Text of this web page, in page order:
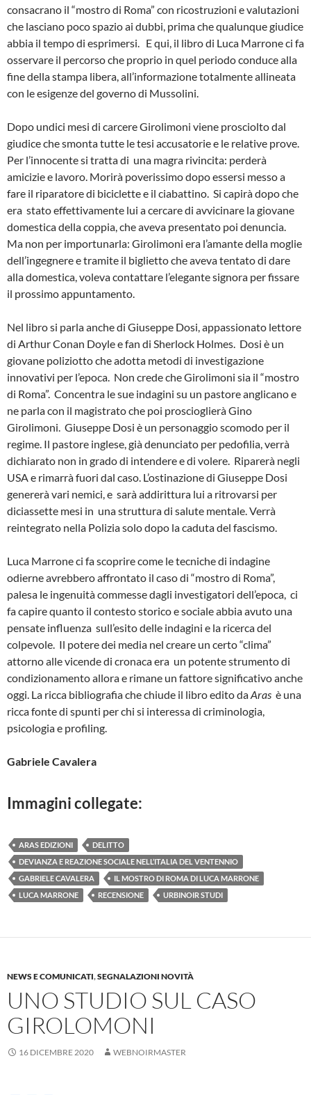
consacrano il “mostro di Roma” con ricostruzioni e valutazioni
che lasciano poco spazio ai dubbi, prima che qualunque giudice
abbia il tempo di esprimersi. E qui, il libro di Luca Marrone ci fa
osservare il percorso che proprio in quel periodo conduce alla
fine della stampa libera, all’informazione totalmente allineata
con le esigenze del governo di Mussolini.
Dopo undici mesi di carcere Girolimoni viene prosciolto dal
giudice che smonta tutte le tesi accusatorie e le relative prove.
Per l’innocente si tratta di una magra rivincita: perderà
amicizie e lavoro. Morirà poverissimo dopo essersi messo a
fare il riparatore di biciclette e il ciabattino. Si capirà dopo che
era stato effettivamente lui a cercare di avvicinare la giovane
domestica della coppia, che aveva presentato poi denuncia.
Ma non per importunarla: Girolimoni era l’amante della moglie
dell’ingegnere e tramite il biglietto che aveva tentato di dare
alla domestica, voleva contattare l’elegante signora per fissare
il prossimo appuntamento.
Nel libro si parla anche di Giuseppe Dosi, appassionato lettore
di Arthur Conan Doyle e fan di Sherlock Holmes. Dosi è un
giovane poliziotto che adotta metodi di investigazione
innovativi per l’epoca. Non crede che Girolimoni sia il “mostro
di Roma”. Concentra le sue indagini su un pastore anglicano e
ne parla con il magistrato che poi proscioglierà Gino
Girolimoni. Giuseppe Dosi è un personaggio scomodo per il
regime. Il pastore inglese, già denunciato per pedofilia, verrà
dichiarato non in grado di intendere e di volere. Riparerà negli
USA e rimarrà fuori dal caso. L’ostinazione di Giuseppe Dosi
genererà vari nemici, e sarà addirittura lui a ritrovarsi per
diciassette mesi in una struttura di salute mentale. Verrà
reintegrato nella Polizia solo dopo la caduta del fascismo.
Luca Marrone ci fa scoprire come le tecniche di indagine
odierne avrebbero affrontato il caso di “mostro di Roma”,
palesa le ingenuità commesse dagli investigatori dell’epoca, ci
fa capire quanto il contesto storico e sociale abbia avuto una
pensate influenza sull’esito delle indagini e la ricerca del
colpevole. Il potere dei media nel creare un certo “clima”
attorno alle vicende di cronaca era un potente strumento di
condizionamento allora e rimane un fattore significativo anche
oggi. La ricca bibliografia che chiude il libro edito daAras è una
ricca fonte di spunti per chi si interessa di criminologia,
psicologia e profiling.
Gabriele Cavalera
Immagini collegate:
ARAS EDIZIONI
DELITTO
DEVIANZA E REAZIONE SOCIALE NELL’ITALIA DEL VENTENNIO
GABRIELE CAVALERA
IL MOSTRO DI ROMA DI LUCA MARRONE
LUCA MARRONE
RECENSIONE URBINOIR STUDI
NEWS E COMUNICATI,SEGNALAZIONI NOVITÀ
UNO STUDIO SUL CASO
GIROLOMONI
16 DICEMBRE 2020 WEBNOIRMASTER